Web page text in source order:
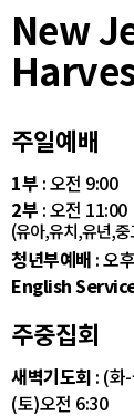
New
주일예배
1부 : 오전 9:00
2부 : 오전 11:00
(유아,유치,유년,
청년부예배 : 오
English
주중집회
새벽기도회 : (화
(토)오전 6:30